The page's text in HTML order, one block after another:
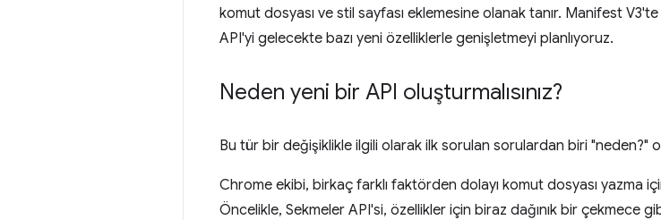
komut dosyası ve stil sayfası eklemesine olanak tanır. Manifest
API'yi gelecekte bazı yeni özelliklerle genişletmeyi planlıyoruz.
Neden yeni bir API oluşturmalısınız?
Bu tür bir değişiklikle ilgili olarak ilk sorulan sorulardan biri "neden?"
Chrome ekibi, birkaç farklı faktörden dolayı komut dosyası yazma
Öncelikle, Sekmeler API'si, özellikler için biraz dağınık bir çekmece